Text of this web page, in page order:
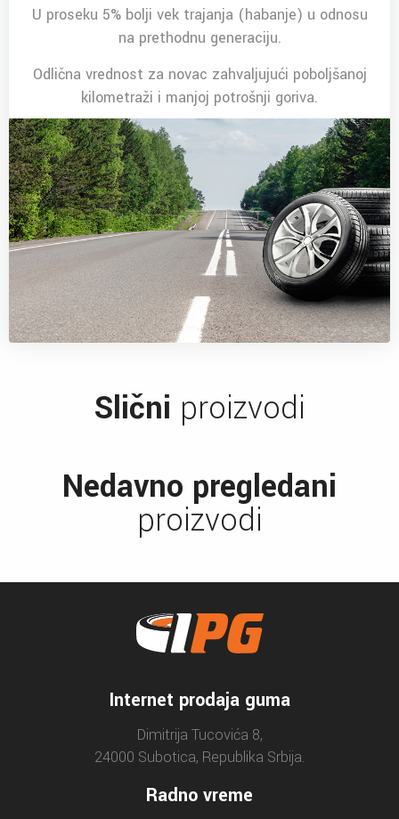
U proseku 5% bolji vek trajanja (habanje) u odnosu
na prethodnu generaciju.
Odlična vrednost za novac zahvaljujući poboljšanoj
kilometraži i manjoj potrošnji goriva.
Slični proizvodi
Nedavno pregledani
proizvodi
Internet prodaja guma
Dimitrija Tucovića 8,
24000 Subotica, Republika Srbija.
Radno vreme